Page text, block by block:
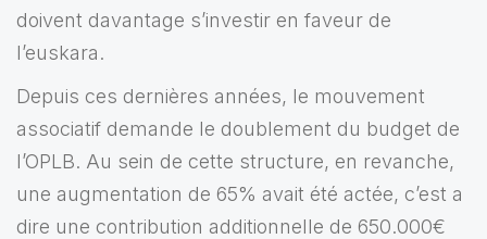
doivent davantage s’investir en faveur de
l’euskara.
Depuis ces dernières années, le mouvement
associatif demande le doublement du budget de
l’OPLB. Au sein de cette structure, en revanche,
une augmentation de 65% avait été actée, c’est a
dire une contribution additionnelle de 650.000€